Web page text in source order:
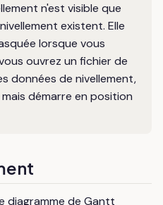
n'est visible que
existent. Elle
lorsque vous
ouvrez un fichier de
données de nivellement,
démarre en position
diagramme de Gantt